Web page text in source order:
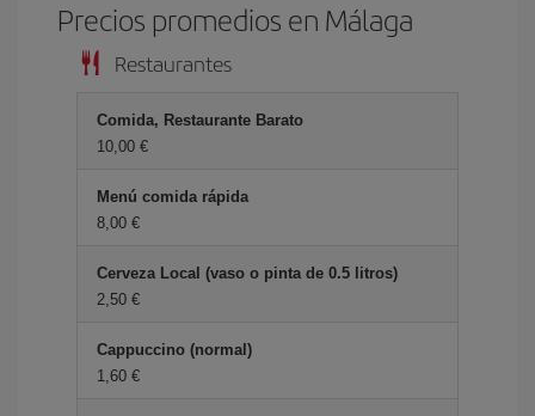
Precios promedios en Málaga
Restaurantes
Comida, Restaurante Barato
10,00 €
Menú comida rápida
8,00 €
Cerveza Local (vaso o pinta de 0.5 litros)
2,50 €
Cappuccino (normal)
1,60 €